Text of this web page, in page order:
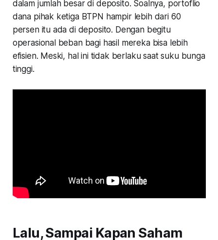
dalam jumlah besar di deposito. Soalnya, portoflio
dana pihak ketiga BTPN hampir lebih dari 60
persen itu ada di deposito. Dengan begitu
operasional beban bagi hasil mereka bisa lebih
efisien. Meski, hal ini tidak berlaku saat suku bunga
tinggi.
Lalu, Sampai Kapan Saham